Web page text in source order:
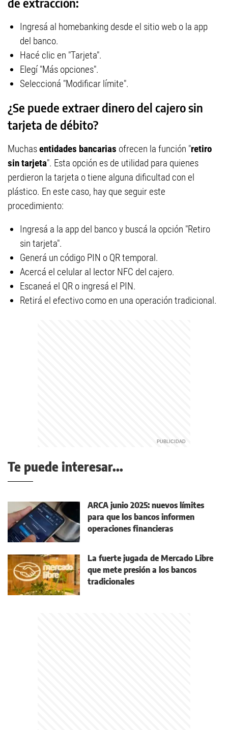
Ingresá al homebanking desde el sitio web o la app
del banco.
Hacé clic en "Tarjeta".
Elegí "Más opciones".
Seleccioná "Modificar límite".
¿Se puede extraer dinero del cajero sin
tarjeta de débito?
Muchasentidades bancarias ofrecen la función "retiro
sin tarjeta". Esta opción es de utilidad para quienes
perdieron la tarjeta o tiene alguna dificultad con el
plástico. En este caso, hay que seguir este
procedimiento:
Ingresá a la app del banco y buscá la opción "Retiro
sin tarjeta".
Generá un código PIN o QR temporal.
Acercá el celular al lector NFC del cajero.
Escaneá el QR o ingresá el PIN.
Retirá el efectivo como en una operación tradicional.
Te puede interesar...
ARCA junio 2025: nuevos límites
para que los bancos informen
operaciones financieras
La fuerte jugada de Mercado Libre
que mete presión a los bancos
tradicionales